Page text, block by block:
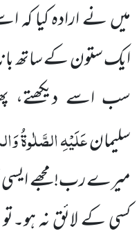
میں نے ارادہ کیا
ایک ستون کے ساتھ
سب اسے دیکھتے،
سلیمانعَلَیْہِالصَّلٰوۃُ
میرے رب! مجھے ایسی
کسی کے لائق نہ